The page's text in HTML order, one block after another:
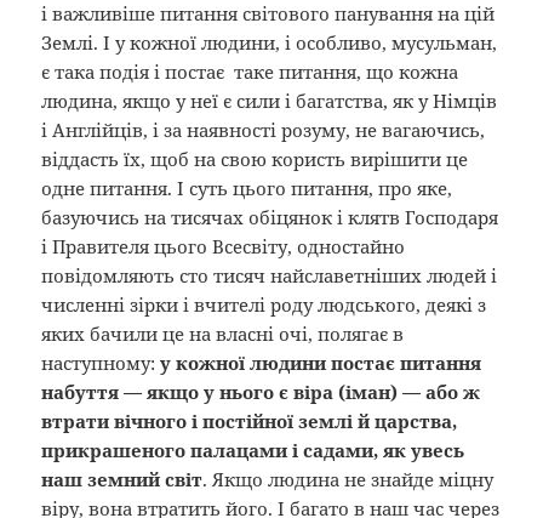
і важливіше питання світового панування на цій
Землі. І у кожної людини, і особливо, мусульман,
є така подія і постає таке питання, що кожна
людина, якщо у неї є сили і багатства, як у Німців
і Англійців, і за наявності розуму, не вагаючись,
віддасть їх, щоб на свою користь вирішити це
одне питання. І суть цього питання, про яке,
базуючись на тисячах обіцянок і клятв Господаря
і Правителя цього Всесвіту, одностайно
повідомляють сто тисяч найславетніших людей і
численні зірки і вчителі роду людського, деякі з
яких бачили це на власні очі, полягає в
наступному:у кожної людини постає питання
набуття — якщо у нього є віра (іман) — або ж
втрати вічного і постійної землі й царства,
прикрашеного палацами і садами, як увесь
наш земний світ. Якщо людина не знайде міцну
віру, вона втратить його. І багато в наш час через